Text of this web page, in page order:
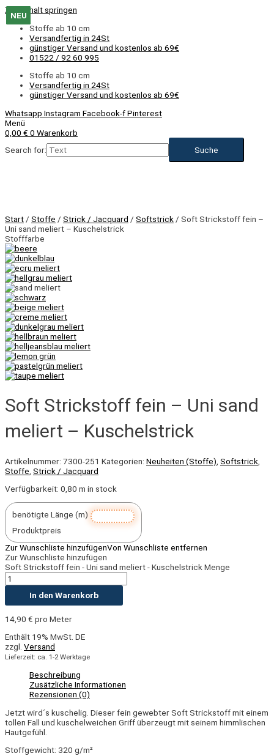
Zum Inhalt springen
Stoffe ab 10 cm
Versandfertig in 24St
günstiger Versand und kostenlos ab 69€
01522 / 92 60 995
Stoffe ab 10 cm
Versandfertig in 24St
günstiger Versand und kostenlos ab 69€
Whatsapp Instagram Facebook-fPinterest
Menü
0,00 € 0 Warenkorb
Search for:
Start / Stoffe / Strick / Jacquard / Softstrick / Soft Strickstoff fein –
Uni sand meliert – Kuschelstrick
Stofffarbe
Soft Strickstoff fein – Uni sand
meliert – Kuschelstrick
Artikelnummer: 7300-251 Kategorien: Neuheiten (Stoffe) Softstrick
Stoffe Strick / Jacquard
Verfügbarkeit: 0,80 m in stock
benötigte Länge (m)
Produktpreis
Zur Wunschliste hinzufügenVon Wunschliste entfernen
Zur Wunschliste hinzufügen
Soft Strickstoff fein - Uni sand meliert - Kuschelstrick Menge
In den Warenkorb
14,90 € pro Meter
Enthält 19% MwSt. DE
zzgl. Versand
Lieferzeit: ca. 1-2 Werktage
Beschreibung
Zusätzliche Informationen
Rezensionen (0)
Jetzt wird´s kuschelig. Dieser fein gewebter Soft Strickstoff mit einem
tollen Fall und kuschelweichen Griff überzeugt mit seinem himmlischen
Hautgefühl.
Stoffgewicht: 320 g/m²
NEU
NEU
NEU
NEU
NEU
NEU
NEU
NEU
NEU
NEU